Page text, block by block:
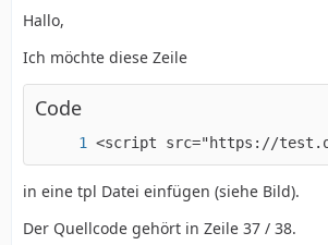
Hallo,
Ich möchte diese Zeile
Code
<script src="https://
in eine tpl Datei einfügen (siehe Bild).
Der Quellcode gehört in Zeile 37 / 38.